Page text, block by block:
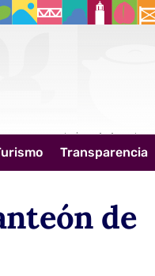
Transparencia
de